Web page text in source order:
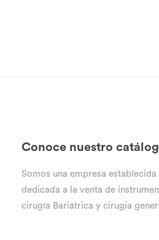
Conoce nuestro
Somos una empresa
dedicada a la venta de
cirugía Bariátrica y cirugia